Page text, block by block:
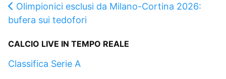
Olimpionici esclusi da Milano-Cortina 2026:
bufera sui tedofori
CALCIO LIVE IN TEMPO REALE
Classifica Serie A